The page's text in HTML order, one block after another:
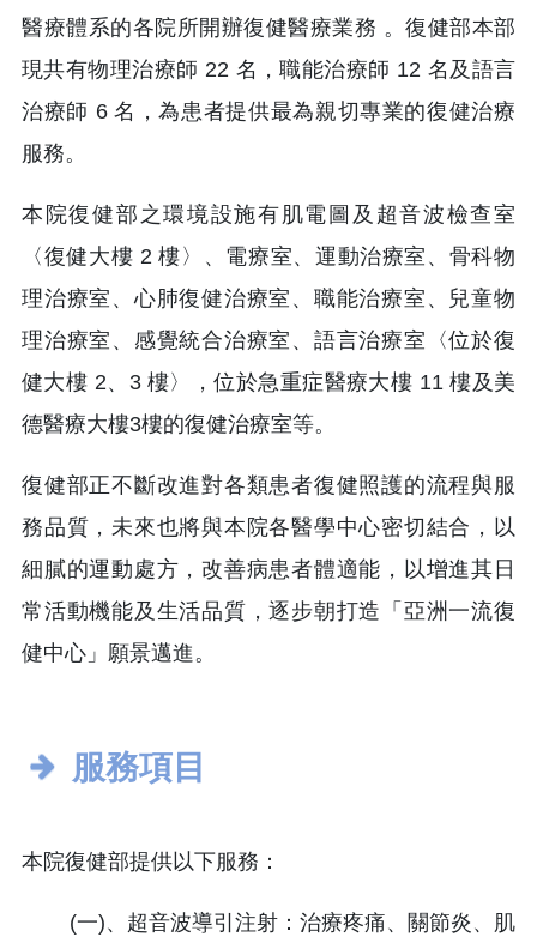
醫療體系的各院所開辦復健醫療業務 。復健部本部
現共有物理治療師 22 名，職能治療師 12 名及語言
治療師 6 名，為患者提供最為親切專業的復健治療
服務。
本院復健部之環境設施有肌電圖及超音波檢查室
〈復健大樓 2 樓〉、電療室、運動治療室、骨科物
理治療室、心肺復健治療室、職能治療室、兒童物
理治療室、感覺統合治療室、語言治療室〈位於復
健大樓 2、3 樓〉，位於急重症醫療大樓 11 樓及美
德醫療大樓3樓的復健治療室等。
復健部正不斷改進對各類患者復健照護的流程與服
務品質，未來也將與本院各醫學中心密切結合，以
細膩的運動處方，改善病患者體適能，以增進其日
常活動機能及生活品質，逐步朝打造「亞洲一流復
健中心」願景邁進。
服務項目
本院復健部提供以下服務：
(一)、超音波導引注射：治療疼痛、關節炎、肌